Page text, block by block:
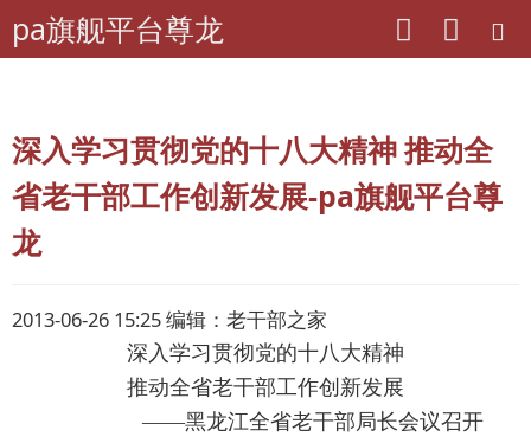
pa旗舰平台尊龙
pa旗舰平台尊龙 老年期刊联盟
深入学习贯彻党的十八大精神 推动全
省老干部工作创新发展-pa旗舰平台尊
龙
2013-06-26 15:25 编辑：老干部之家
深入学习贯彻党的十八大精神
推动全省老干部工作创新发展
——黑龙江全省老干部局长会议召开